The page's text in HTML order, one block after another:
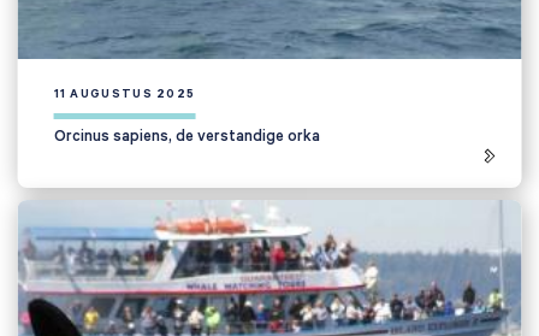
11 AUGUSTUS 2025
Orcinus sapiens, de verstandige orka